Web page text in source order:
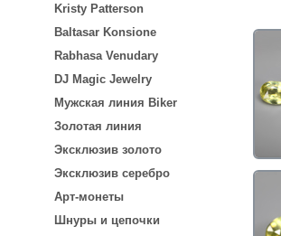
Kristy Patterson
Baltasar Konsione
Rabhasa Venudary
DJ Magic Jewelry
Мужская линия Biker
Золотая линия
Эксклюзив золото
Эксклюзив серебро
Арт-монеты
Шнуры и цепочки